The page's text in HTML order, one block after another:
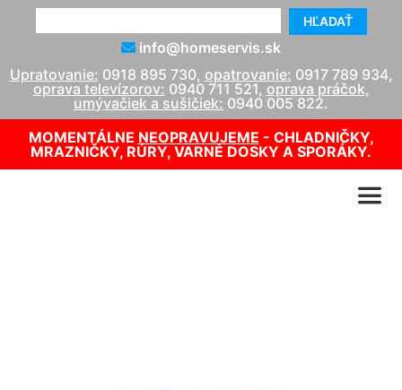
HĽADAŤ
info@homeservis.sk
Upratovanie: 0918 895 730, opatrovanie: 0917 789 934,
oprava televízorov: 0940 711 521, oprava práčok,
umývačiek a sušičiek: 0940 005 822.
MOMENTÁLNE NEOPRAVUJEME - CHLADNIČKY,
MRAZNIČKY, RÚRY, VARNÉ DOSKY A SPORÁKY.